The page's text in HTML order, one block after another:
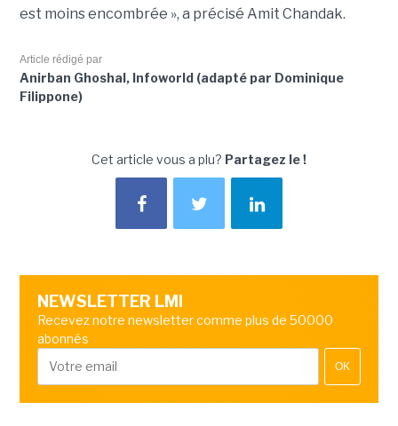
est moins encombrée », a précisé Amit Chandak.
Article rédigé par
Anirban Ghoshal, Infoworld (adapté par Dominique
Filippone)
Cet article vous a plu? Partagez le !
NEWSLETTER LMI
Recevez notre newsletter comme plus de 50000
abonnés
OK